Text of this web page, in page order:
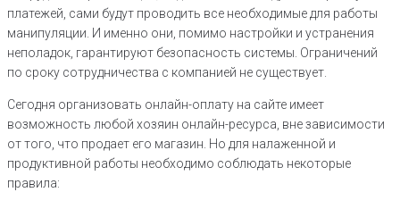
платежей, сами будут проводить все необходимые для работы
манипуляции. И именно они, помимо настройки и устранения
неполадок, гарантируют безопасность системы. Ограничений
по сроку сотрудничества с компанией не существует.
Сегодня организовать онлайн-оплату на сайте имеет
возможность любой хозяин онлайн-ресурса, вне зависимости
от того, что продает его магазин. Но для налаженной и
продуктивной работы необходимо соблюдать некоторые
правила: